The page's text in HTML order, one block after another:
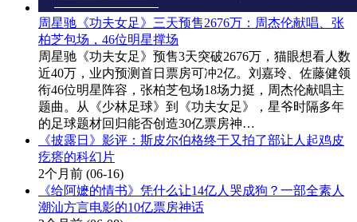
周星驰《功夫女足》三天预售2676万：周杰伦献唱、张
柏芝包场，46位明星撑场
周星驰《功夫女足》预售3天突破2676万，猫眼想看人数
近40万，业内预测首日票房可冲2亿。刘嘉玲、佐藤健领
衔46位明星阵容，张柏芝包场18场力挺，周杰伦献唱主
题曲。从《少林足球》到《功夫女足》，星爷时隔多年
的足球题材回归能否创造30亿票房神…
《披露日》影评：斯皮尔伯格终于又拍了部让人起鸡皮
疙瘩的科幻片
2个月前 (06-16)
《给阿嬷的情书》凭什么让14亿人哭成狗？一部全素人
潮汕方言电影的10亿票房神话